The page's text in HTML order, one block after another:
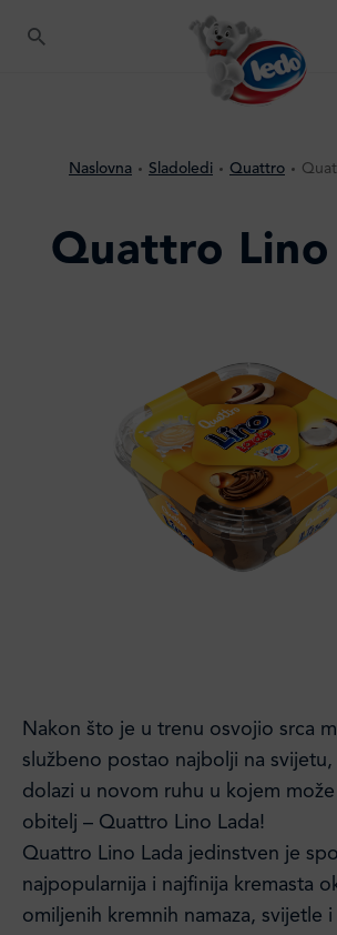
Naslovna Sladoledi Quattro
Quattro Lino
Nakon što je u trenu osvojio srca
službeno postao najbolji na svijetu,
dolazi u novom ruhu u kojem
obitelj – Quattro Lino Lada!
Quattro Lino Lada jedinstven je
najpopularnija i najfinija kremasta
omiljenih kremnih namaza, svijetle